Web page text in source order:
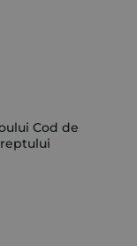
Cod de